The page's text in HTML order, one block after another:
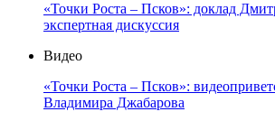
«Точки Роста – Псков»: доклад
экспертная дискуссия
Видео
«Точки Роста – Псков»:
Владимира Джабарова